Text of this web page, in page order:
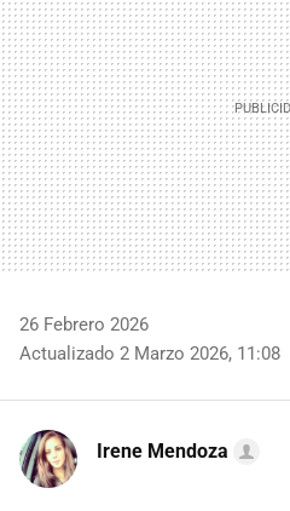
26 Febrero 2026
Actualizado 2 Marzo 2026, 11:08
Irene Mendoza